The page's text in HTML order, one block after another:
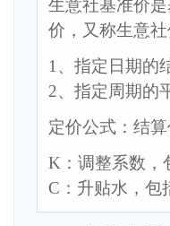
生意社基准价
价，又称生意
1、指定日期的
2、指定周期的
定价公式：结
K：调整系数，
C：升贴水，包